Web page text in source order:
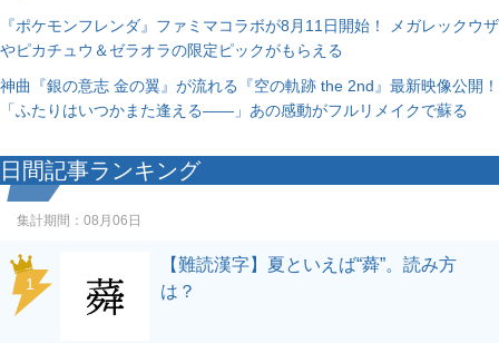
『ポケモンフレンダ』ファミマコラボが8月11日開始！ メガレックウザ
やピカチュウ＆ゼラオラの限定ピックがもらえる
神曲『銀の意志 金の翼』が流れる『空の軌跡 the 2nd』最新映像公開！
「ふたりはいつかまた逢える――」あの感動がフルリメイクで蘇る
日間記事ランキング
集計期間： 08月06日
1
【難読漢字】夏といえば“蕣”。読み方
は？